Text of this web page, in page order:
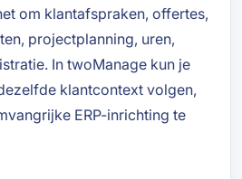
om klantafspraken, offertes,
projectplanning, uren,
In twoManage kun je
klantcontext volgen,
ERP-inrichting te